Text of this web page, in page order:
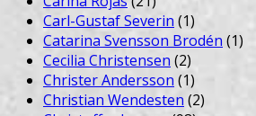
Carl-Gustaf Severin(1)
Catarina Svensson Brodén (1)
Cecilia Christensen (2)
Christer Andersson (1)
Christian Wendesten (2)